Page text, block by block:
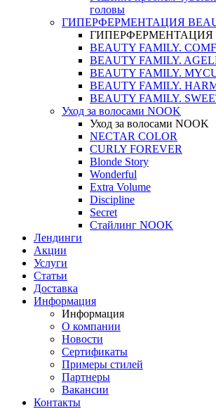
головы
ГИПЕРФЕРМЕНТАЦИЯ
ГИПЕРФЕРМЕНТАЦИЯ
BEAUTY FAMILY.
BEAUTY FAMILY.
BEAUTY FAMILY.
BEAUTY FAMILY.
BEAUTY FAMILY.
Уход за волосами NOOK
Уход за волосами NOOK
NECTAR COLOR
CURLY FOREVER
Blonde Story
Wonderful
Extra Volume
Discipline
Secret
Стайлинг NOOK
Лендинги
Акции
Услуги
Статьи
Доставка
Информация
Информация
О компании
Новости
Сертификаты
Примеры стилей
Партнеры
Вакансии
Контакты